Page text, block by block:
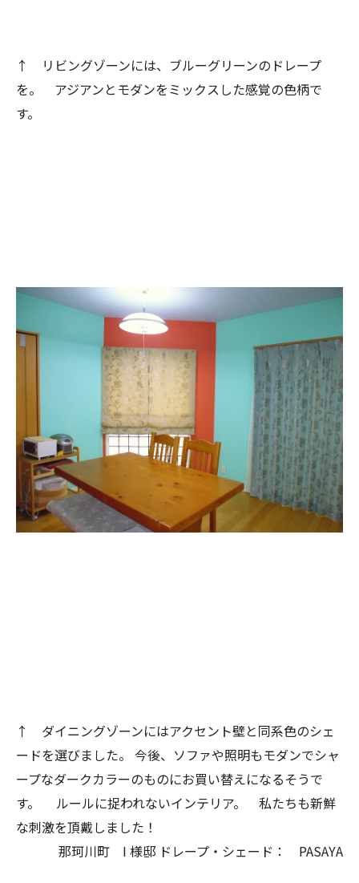
↑ リビングゾーンには、ブルーグリーンのドレープ
を。 アジアンとモダンをミックスした感覚の色柄で
す。
↑ ダイニングゾーンにはアクセント壁と同系色のシェ
ードを選びました。 今後、ソファや照明もモダンでシャ
ープなダークカラーのものにお買い替えになるそうで
す。
ルールに捉われないインテリア。 私たちも新鮮
な刺激を頂戴しました！
那珂川町 I 様邸 ドレープ・シェード： PASAYA